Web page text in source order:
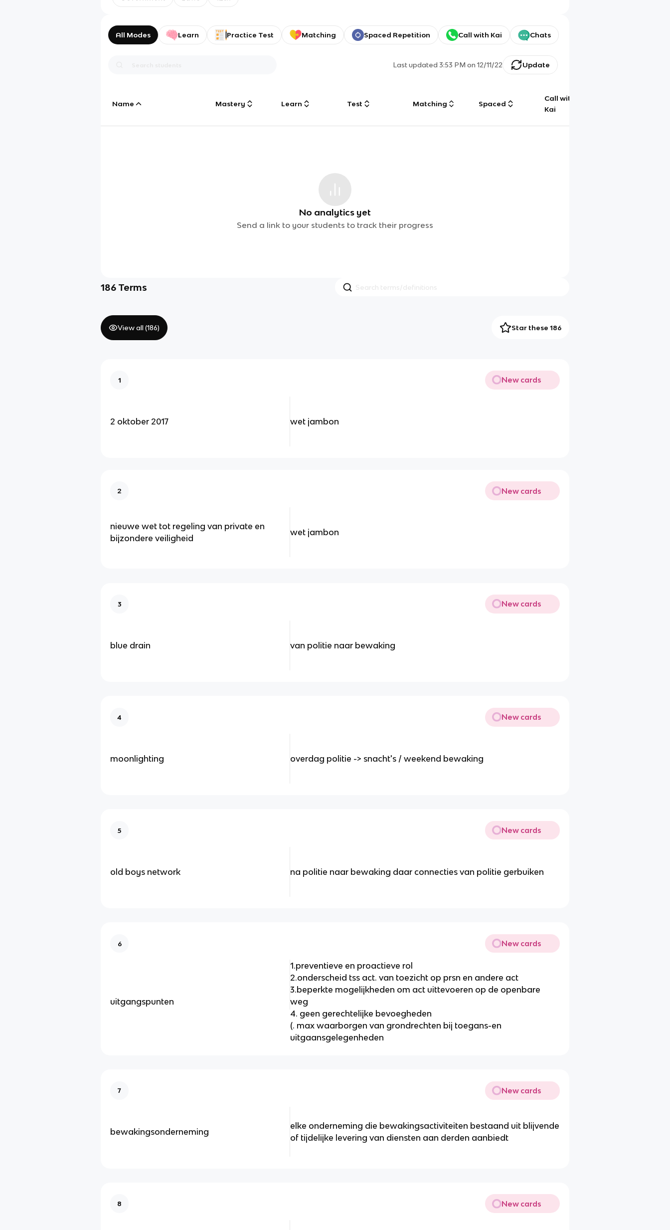
All Modes Learn Practice Test Matching Spaced Repetition Call with Kai Chats
Last updated3:53 PM on 12/11/22 Update
Name Mastery Learn Test Matching Spaced
Call with
Kai
No analytics yet
Send a link to your students to track their progress
186 Terms
View all (186) Star these 186
1 New cards
2 oktober 2017 wet jambon
2 New cards
nieuwe wet tot regeling van private en
bijzondere veiligheid
wet jambon
3 New cards
blue drain van politie naar bewaking
4 New cards
moonlighting overdag politie -> snacht's / weekend bewaking
5 New cards
old boys network na politie naar bewaking daar connecties van politie gerbuiken
6 New cards
uitgangspunten
1.preventieve en proactieve rol
2.onderscheid tss act. van toezicht op prsn en andere act
3.beperkte mogelijkheden om act uittevoeren op de openbare
weg
4. geen gerechtelijke bevoegheden
(. max waarborgen van grondrechten bij toegans-en
uitgaansgelegenheden
7 New cards
bewakingsonderneming
elke onderneming die bewakingsactiviteiten bestaand uit blijvende
of tijdelijke levering van diensten aan derden aanbiedt
8 New cards